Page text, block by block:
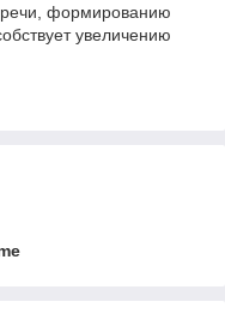
речи, формированию
увеличению